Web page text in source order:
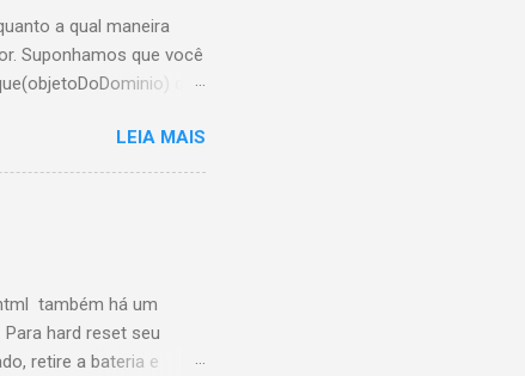
a qual maneira
Suponhamos que você
que
o que tem que fazer
e retornar uma
isso, gostaria de saber
LEIA MAIS
também há um
hard reset seu
retire a bateria e